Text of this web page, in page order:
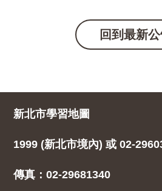
新北市學習地圖
1999 (新北市境內) 或 02-
傳真：02-29681340